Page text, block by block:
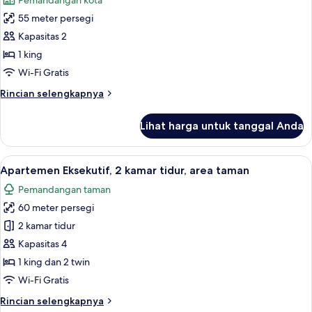
jet
tub,
lantai
dasar
untuk
Apartemen
Eksekutif,
1
kamar
tidur,
jet
menara
(Level
2
–
Access
by
Stairs
Only))
55 meter persegi
Kapasitas 2
1 king
Wi-Fi Gratis
Rincian selengkapnya
Rincian
Apartemen
Eksekutif,
1
kamar
tidur,
jet
tub,
menara
(Level
2
–
Access
Stairs
Lihat harga untuk tanggal Anda
Lihat
semua
foto
untuk
Apartemen
Eksekutif,
2
kamar
area
Apartemen Eksekutif, 2 kamar tidur,
10
Apartemen Eksekutif, 2 kamar tidur, area taman
Pemandangan taman
60 meter persegi
2 kamar tidur
Kapasitas 4
1 king dan 2 twin
Wi-Fi Gratis
Rincian selengkapnya
Rincian